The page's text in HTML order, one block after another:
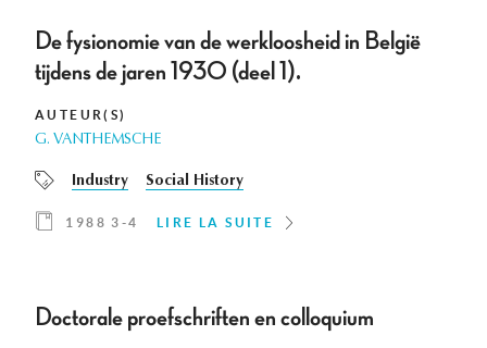
De fysionomie van de werkloosheid in België
tijdens de jaren 1930 (deel 1).
AUTEUR(S)
G. VANTHEMSCHE
Industry Social History
1988 3-4 LIRE LA SUITE
Doctorale proefschriften en colloquium